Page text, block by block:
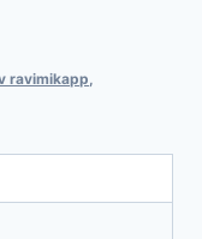
ravimikapp